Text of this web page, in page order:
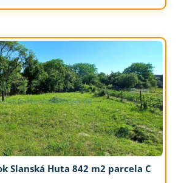
Slanská Huta 842 m2 parcela C